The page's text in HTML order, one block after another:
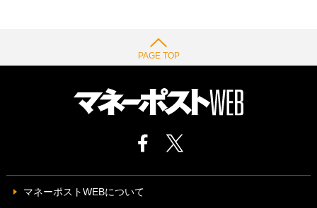
PAGE TOP
マネーポストWEBについて